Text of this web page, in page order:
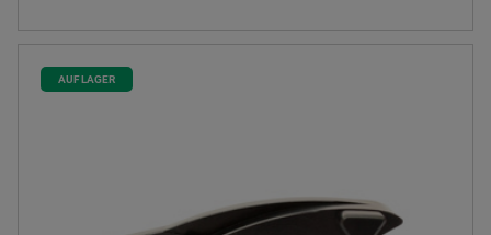
AUF LAGER